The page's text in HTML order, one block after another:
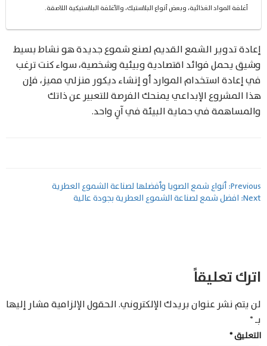
أغلفة المواد الغذائية، وبعض أنواع البلاستيك، والأغلفة البلاستيكية اللاصقة.
إعادة تدوير الشمع القديم لصنع شموع جديدة هو نشاط بسيط
وشيق يحمل فوائد اقتصادية وبيئية وشخصية، سواء كنت ترغب
في إعادة استخدام الموارد أو إنشاء ديكور منزلي مميز، فإن
هذا المشروع الإبداعي يمنحك الفرصة للتعبير عن ذاتك
والمساهمة في حماية البيئة في آنٍ واحد.
تصفّح
المقالات
Previous: أنواع شمع الصويا وأفضلها لصناعة الشموع العطرية
Next: افضل شمع لصناعة الشموع العطرية بجودة عالية
اترك تعليقاً
لن يتم نشر عنوان بريدك الإلكتروني.الحقول الإلزامية مشار إليها
بـ*
التعليق*